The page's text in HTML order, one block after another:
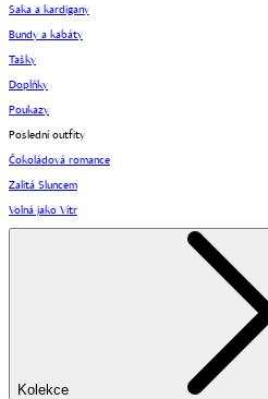
Saka a kardigany
Bundy a kabáty
Tašky
Doplňky
Poukazy
Poslední outfity
Čokoládová romance
Zalitá Sluncem
Volná jako Vítr
Kolekce